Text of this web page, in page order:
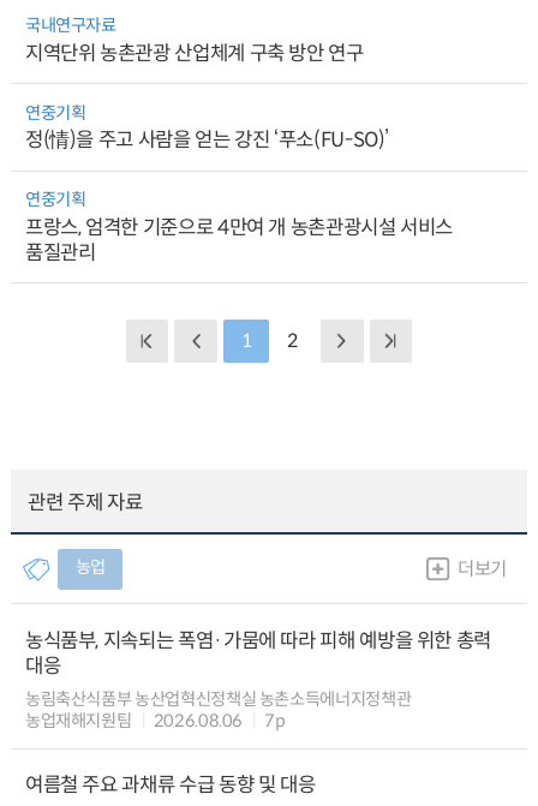
국내연구자료
지역단위 농촌관광 산업체계 구축 방안 연구
연중기획
정(情)을 주고 사람을 얻는 강진 ‘푸소(FU-SO)’
연중기획
프랑스, 엄격한 기준으로 4만여 개 농촌관광시설 서비스
품질관리
1 2
관련 주제 자료
농업 더보기
농식품부, 지속되는 폭염·가뭄에 따라 피해 예방을 위한 총력
대응
농림축산식품부 농산업혁신정책실 농촌소득에너지정책관
농업재해지원팀
2026.08.06 7p
여름철 주요 과채류 수급 동향 및 대응